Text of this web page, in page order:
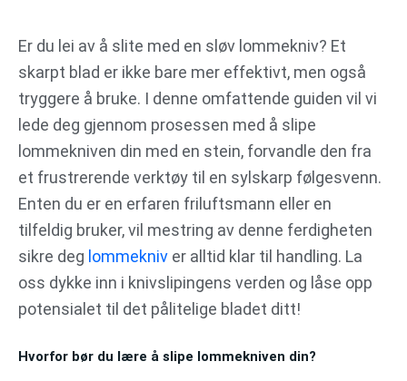
innhold
Er du lei av å slite med en sløv lommekniv? Et
skarpt blad er ikke bare mer effektivt, men også
tryggere å bruke. I denne omfattende guiden vil vi
lede deg gjennom prosessen med å slipe
lommekniven din med en stein, forvandle den fra
et frustrerende verktøy til en sylskarp følgesvenn.
Enten du er en erfaren friluftsmann eller en
tilfeldig bruker, vil mestring av denne ferdigheten
sikre deg lommekniv er alltid klar til handling. La
oss dykke inn i knivslipingens verden og låse opp
potensialet til det pålitelige bladet ditt!
Hvorfor bør du lære å slipe lommekniven din?